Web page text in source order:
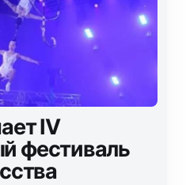
IV
фестиваль